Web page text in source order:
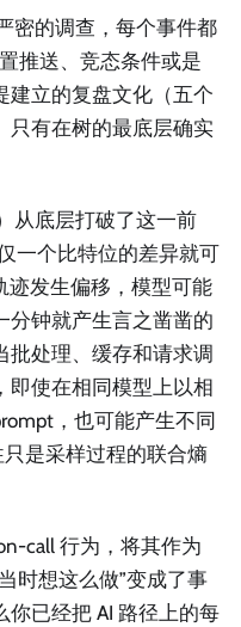
密的调查，每个事件都
推送、竞态条件或是
建立的复盘文化（五个
只有在树的最底层确实
从底层打破了这一前
一个比特位的差异就可
迹发生偏移，模型可能
分钟就产生言之凿凿的
批处理、缓存和请求调
即使在相同模型上以相
，也可能产生不同
只是采样过程的联合熵
call 行为，将其作为
时想这么做”变成了事
已经把 AI 路径上的每